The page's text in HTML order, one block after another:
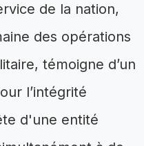
de la nation,
des opérations
témoigne d’un
l’intégrité
d'une entité